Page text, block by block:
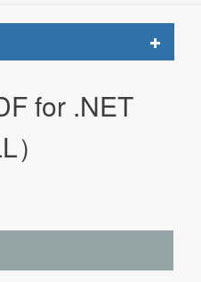
Toggle
for .NET